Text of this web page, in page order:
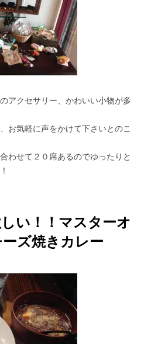
アクセサリー、かわいい小物が多
お気軽に声をかけて下さいとのこ
わせて２０席あるのでゆったりと
い！！マスターオ
ズ焼きカレー